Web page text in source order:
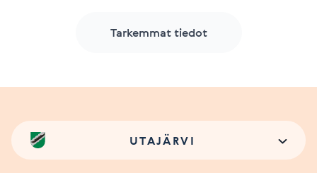
Tarkemmat tiedot
UTAJÄRVI